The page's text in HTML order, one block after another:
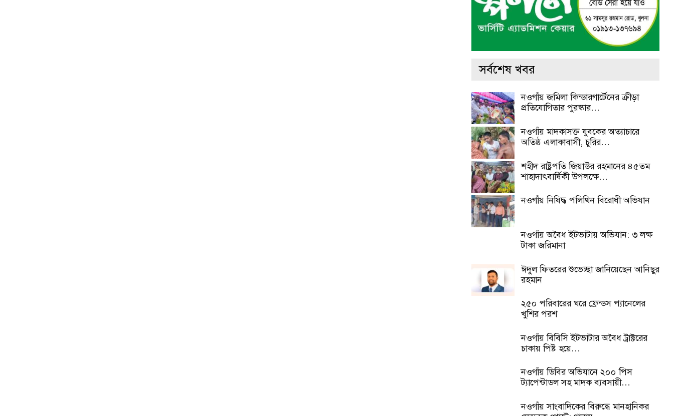
সর্বশেষ খবর
নওগাঁয় জমিলা কিন্ডারগার্টেনের ক্রীড়া
প্রতিযোগিতার পুরস্কার…
নওগাঁয় মাদকাসক্ত যুবকের অত্যাচারে
অতিষ্ঠ এলাকাবাসী, চুরির…
শহীদ রাষ্ট্রপতি জিয়াউর রহমানের ৪৫তম
শাহাদাৎবার্ষিকী উপলক্ষে…
নওগাঁয় নিষিদ্ধ পলিথিন বিরোধী অভিযান
নওগাঁয় অবৈধ ইটভাটায় অভিযান: ৩ লক্ষ
টাকা জরিমানা
ঈদুল ফিতরের শুভেচ্ছা জানিয়েছেন আনিছুর
রহমান
২৫০ পরিবারের ঘরে ফ্রেন্ডস প্যানেলের
খুশির পরশ
নওগাঁয় বিবিসি ইটভাটার অবৈধ ট্রাক্টরের
চাকায় পিষ্ট হয়ে…
নওগাঁয় ডিবির অভিযানে ২০০ পিস
ট্যাপেন্টাডল সহ মাদক ব্যবসায়ী…
নওগাঁয় সাংবাদিকের বিরুদ্ধে মানহানিকর